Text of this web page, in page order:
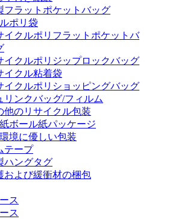
フラットポケットバッグ
ポリ袋
イクルポリフラットポケットバ
イクルポリジップロックバッグ
イクル粘着袋
イクルポリショッピングバッグ
リンクバッグ/フィルム
他のリサイクル包装
ボール紙パッケージ
境に優しい包装
テープ
ハングタグ
および緩衝材の梱包
ス
ス